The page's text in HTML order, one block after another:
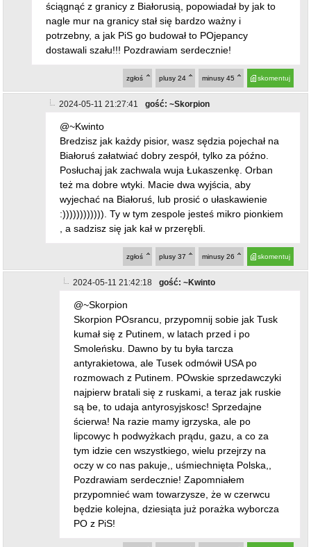
ściągnąć z granicy z Białorusią, popowiadał by jak to
nagle mur na granicy stał się bardzo ważny i
potrzebny, a jak PiS go budował to POjepancy
dostawali szału!!! Pozdrawiam serdecznie!
skomentuj
minusy 45
plusy 24
zgłoś
2024-05-11 21:27:41 gość: ~Skorpion
@~Kwinto
Bredzisz jak każdy pisior, wasz sędzia pojechał na
Białoruś załatwiać dobry zespół, tylko za późno.
Posłuchaj jak zachwala wuja Łukaszenkę. Orban
też ma dobre wtyki. Macie dwa wyjścia, aby
wyjechać na Białoruś, lub prosić o ułaskawienie
:)))))))))))). Ty w tym zespole jesteś mikro pionkiem
, a sadzisz się jak kał w przerębli.
skomentuj
minusy 26
plusy 37
zgłoś
2024-05-11 21:42:18 gość: ~Kwinto
@~Skorpion
Skorpion POsrancu, przypomnij sobie jak Tusk
kumał się z Putinem, w latach przed i po
Smoleńsku. Dawno by tu była tarcza
antyrakietowa, ale Tusek odmówił USA po
rozmowach z Putinem. POwskie sprzedawczyki
najpierw bratali się z ruskami, a teraz jak ruskie
są be, to udaja antyrosyjskosc! Sprzedajne
ścierwa! Na razie mamy igrzyska, ale po
lipcowyc h podwyżkach prądu, gazu, a co za
tym idzie cen wszystkiego, wielu przejrzy na
oczy w co nas pakuje,, uśmiechnięta Polska,,
Pozdrawiam serdecznie! Zapomniałem
przypomnieć wam towarzysze, że w czerwcu
będzie kolejna, dziesiąta już porażka wyborcza
PO z PiS!